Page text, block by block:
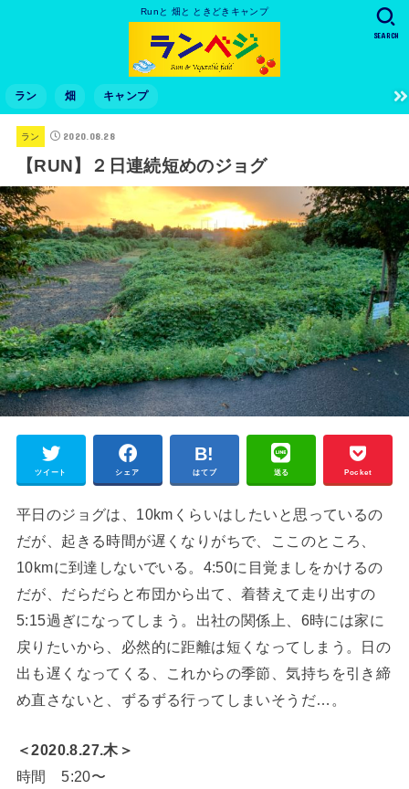
Runと 畑と ときどきキャンプ
ラン 畑 キャンプ
SEARCH
ラン 2020.08.28
【RUN】２日連続短めのジョグ
ツイート シェア はてブ 送る Pocket
平日のジョグは、10kmくらいはしたいと思っているの
だが、起きる時間が遅くなりがちで、ここのところ、
10kmに到達しないでいる。4:50に目覚ましをかけるの
だが、だらだらと布団から出て、着替えて走り出すの
5:15過ぎになってしまう。出社の関係上、6時には家に
戻りたいから、必然的に距離は短くなってしまう。日の
出も遅くなってくる、これからの季節、気持ちを引き締
め直さないと、ずるずる行ってしまいそうだ…。
＜2020.8.27.木＞
時間 5:20〜